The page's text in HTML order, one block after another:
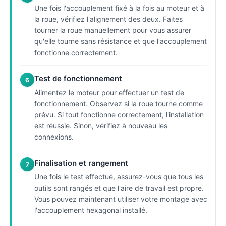
Une fois l'accouplement fixé à la fois au moteur et à
la roue, vérifiez l'alignement des deux. Faites
tourner la roue manuellement pour vous assurer
qu'elle tourne sans résistance et que l'accouplement
fonctionne correctement.
6 Test de fonctionnement
Alimentez le moteur pour effectuer un test de
fonctionnement. Observez si la roue tourne comme
prévu. Si tout fonctionne correctement, l'installation
est réussie. Sinon, vérifiez à nouveau les
connexions.
7 Finalisation et rangement
Une fois le test effectué, assurez-vous que tous les
outils sont rangés et que l'aire de travail est propre.
Vous pouvez maintenant utiliser votre montage avec
l'accouplement hexagonal installé.